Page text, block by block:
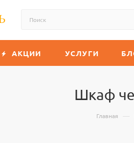
АКЦИИ УСЛУГИ
Шкаф
Главная —